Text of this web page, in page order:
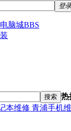
登录
脑城BBS
搜索 热
本维修 青浦手机